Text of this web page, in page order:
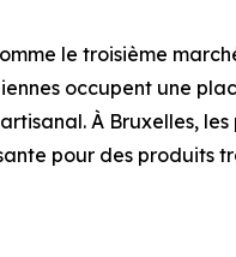
le troisième
occupent une
À Bruxelles,
pour des produits